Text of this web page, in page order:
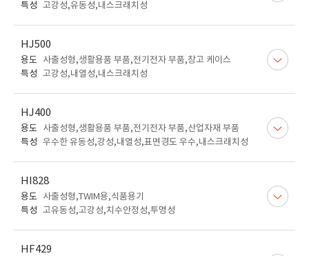
특성 고강성,유동성,내스크래치성
HJ500
용도
사출성형,생활용품 부품,전기전자 부품,창고 케이스
특성 고강성,내열성,내스크래치성
HJ400
용도
사출성형,생활용품 부품,전기전자 부품,산업자재 부품
특성 우수한 유동성,강성,내열성,표면경도 우수,내스크래치성
HI828
용도
사출성형,TWIM용,식품용기
특성 고유동성,고강성,치수안정성,투명성
HF429